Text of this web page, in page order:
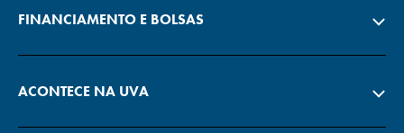
FINANCIAMENTO E BOLSAS
ACONTECE NA UVA